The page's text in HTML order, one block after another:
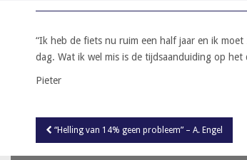
“Ik heb de fiets nu ruim een half jaar en ik
dag. Wat ik wel mis is de tijdsaanduiding op
Pieter
Bericht
navigatie
“Helling van 14% geen probleem” – A. Engel